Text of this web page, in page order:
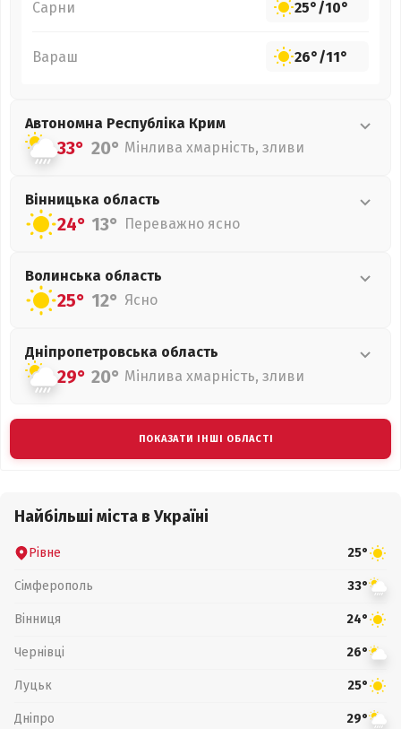
Сарни 25°/10°
Вараш 26°/11°
Автономна Республіка Крим
33° 20° Мінлива хмарність, зливи
Вінницька область
24° 13° Переважно ясно
Волинська область
25° 12° Ясно
Дніпропетровська область
29° 20° Мінлива хмарність, зливи
ПОКАЗАТИ ІНШІ ОБЛАСТІ
Найбільші міста в Україні
Рівне 25°
Сімферополь 33°
Вінниця 24°
Чернівці 26°
Луцьк 25°
Дніпро 29°